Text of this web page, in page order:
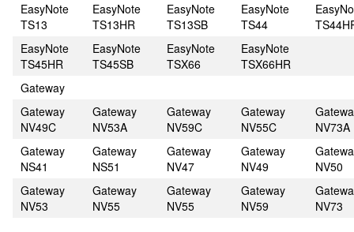
EasyNote
TS13
EasyNote
TS13HR
EasyNote
TS13SB
EasyNote
TS44
EasyNote
TS45HR
EasyNote
TS45SB
EasyNote
TSX66
EasyNote
TSX66HR
Gateway
Gateway
NV49C
Gateway
NV53A
Gateway
NV59C
Gateway
NV55C
NV73A
Gateway
NS41
Gateway
NS51
Gateway
NV47
Gateway
NV49
NV50
Gateway
NV53
Gateway
NV55
Gateway
NV55
Gateway
NV59
NV73